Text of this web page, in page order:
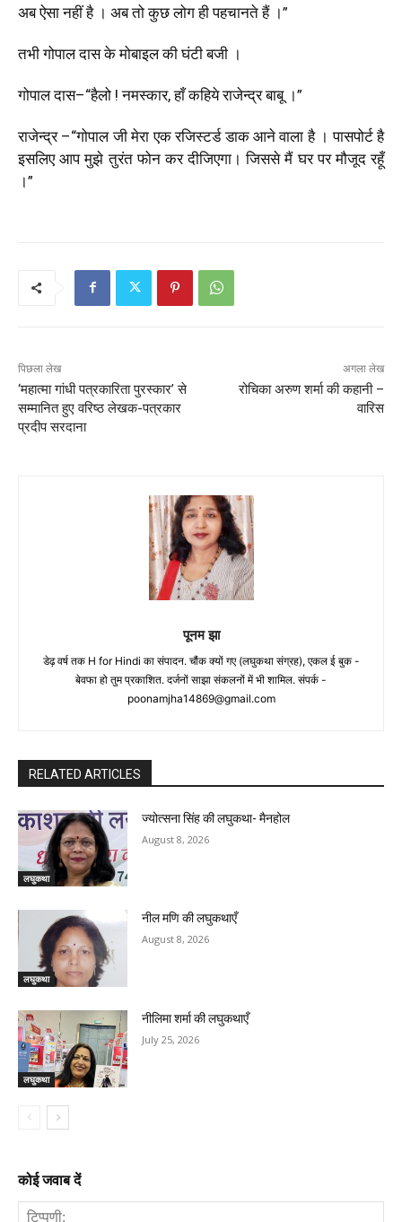
अब ऐसा नहीं है । अब तो कुछ लोग ही पहचानते हैं ।”
तभी गोपाल दास के मोबाइल की घंटी बजी ।
गोपाल दास–“हैलो ! नमस्कार, हाँ कहिये राजेन्द्र बाबू ।”
राजेन्द्र –“गोपाल जी मेरा एक रजिस्टर्ड डाक आने वाला है । पासपोर्ट है
इसलिए आप मुझे तुरंत फोन कर दीजिएगा। जिससे मैं घर पर मौजूद रहूँ
।”
पिछला लेख
‘महात्मा गांधी पत्रकारिता पुरस्कार’ से
सम्मानित हुए वरिष्ठ लेखक-पत्रकार
प्रदीप सरदाना
अगला लेख
रोचिका अरुण शर्मा की कहानी –
वारिस
पूनम झा
डेढ़ वर्ष तक H for Hindi का संपादन. चौंक क्यों गए (लघुकथा संग्रह), एकल ई बुक -
बेवफा हो तुम प्रकाशित. दर्जनों साझा संकलनों में भी शामिल. संपर्क -
poonamjha14869@gmail.com
RELATED ARTICLES
लघुकथा
ज्योत्सना सिंह की लघुकथा- मैनहोल
August 8, 2026
लघुकथा
नील मणि की लघुकथाएँ
August 8, 2026
लघुकथा
नीलिमा शर्मा की लघुकथाएँ
July 25, 2026
कोई जवाब दें